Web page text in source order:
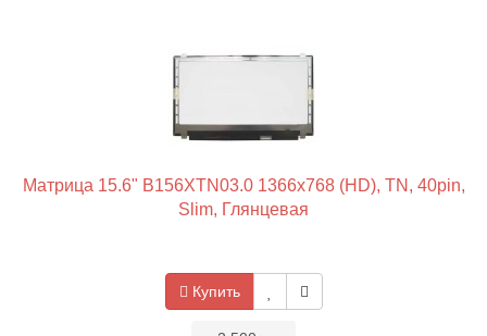
Матрица 15.6" B156XTN03.0 1366x768 (HD), TN, 40pin,
Slim, Глянцевая
Купить